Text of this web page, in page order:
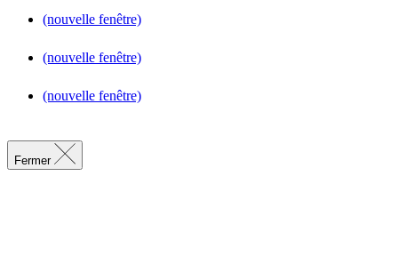
(nouvelle fenêtre)
(nouvelle fenêtre)
(nouvelle fenêtre)
Fermer